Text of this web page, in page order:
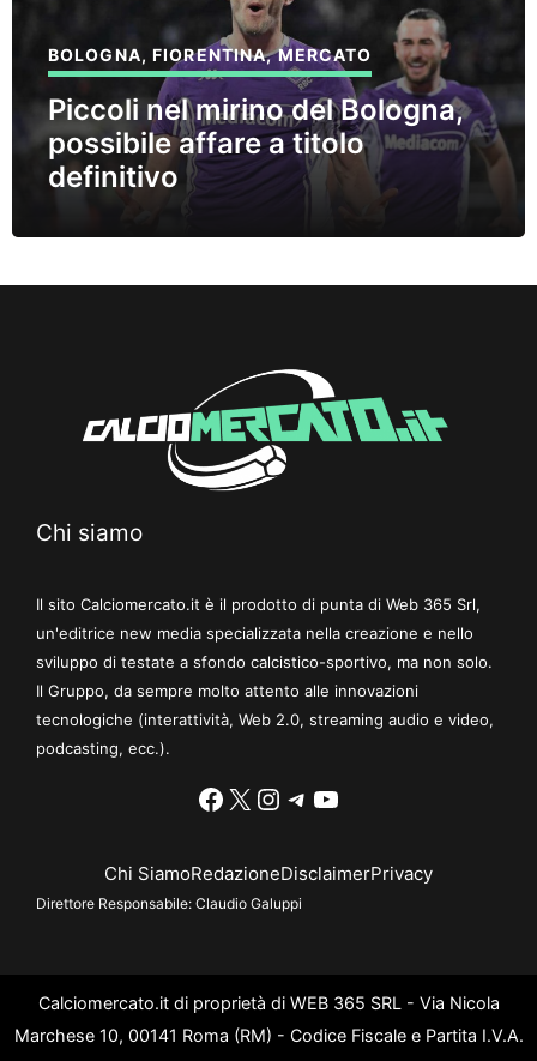
BOLOGNA,FIORENTINA,MERCATO
Piccoli nel mirino del Bologna,
possibile affare a titolo
definitivo
Chi siamo
Il sito Calciomercato.it è il prodotto di punta di Web 365 Srl,
un'editrice new media specializzata nella creazione e nello
sviluppo di testate a sfondo calcistico-sportivo, ma non solo.
Il Gruppo, da sempre molto attento alle innovazioni
tecnologiche (interattività, Web 2.0, streaming audio e video,
podcasting, ecc.).
Facebook
X Instagram
Telegram
YouTube
Chi SiamoRedazioneDisclaimerPrivacy
Direttore Responsabile: Claudio Galuppi
Calciomercato.it di proprietà di WEB 365 SRL - Via Nicola
Marchese 10, 00141 Roma (RM) - Codice Fiscale e Partita I.V.A.